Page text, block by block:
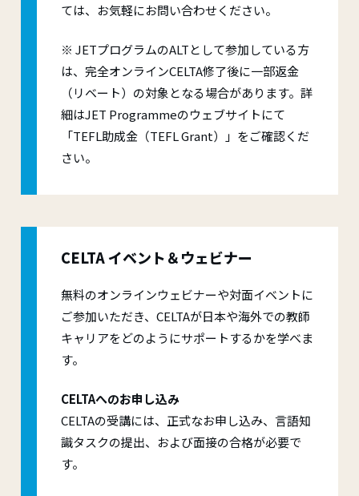
ては、お気軽にお問い合わせください。
※ JETプログラムのALTとして参加している方
は、完全オンラインCELTA修了後に一部返金
（リベート）の対象となる場合があります。詳
細はJET Programmeのウェブサイトにて
「TEFL助成金（TEFL Grant）」をご確認くだ
さい。
CELTA イベント＆ウェビナー
無料のオンラインウェビナーや対面イベントに
ご参加いただき、CELTAが日本や海外での教師
キャリアをどのようにサポートするかを学べま
す。
CELTAへのお申し込み
CELTAの受講には、正式なお申し込み、言語知
識タスクの提出、および面接の合格が必要で
す。